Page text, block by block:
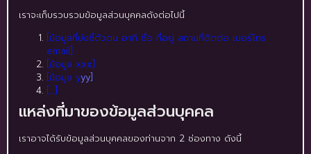
เราจะเก็บรวบรวมข้อมูลส่วนบุคคลดังต่อไปนี้
[ข้อมูลที่บ่งชี้ตัวตน อาทิ ชื่อ ที่อยู่ สถานที่ติดต่อ เบอร์โทร
email]
[ข้อมูล xxx]
[ข้อมูล yyy]
[…]
แหล่งที่มาของข้อมูลส่วนบุคคล
เราอาจได้รับข้อมูลส่วนบุคคลของท่านจาก 2 ช่องทาง ดังนี้